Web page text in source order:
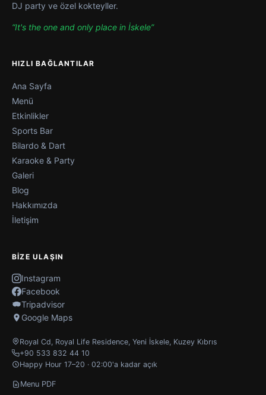
DJ party ve özel kokteyller.
“It's the one and only place in İskele”
HIZLI BAĞLANTILAR
Ana Sayfa
Menü
Etkinlikler
Sports Bar
Bilardo & Dart
Karaoke & Party
Galeri
Blog
Hakkımızda
İletişim
BIZE ULAŞIN
Instagram
Facebook
Tripadvisor
Google Maps
Royal Cd, Royal Life Residence, Yeni İskele, Kuzey Kıbrıs
+90 533 832 44 10
Happy Hour 17–20 · 02:00'a kadar açık
Menu PDF